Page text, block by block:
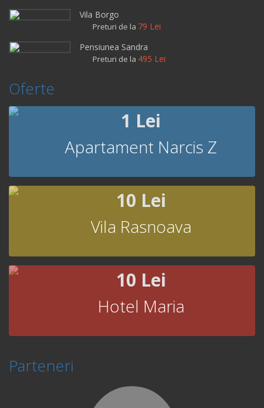
Vila Borgo
Preturi de la 79 Lei
Pensiunea Sandra
Preturi de la 495 Lei
Oferte
1 Lei
Apartament Narcis Z
10 Lei
Vila Rasnoava
10 Lei
Hotel Maria
Parteneri